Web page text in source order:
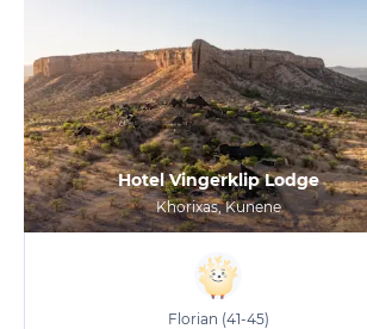
Hotel Vingerklip Lodge
Khorixas, Kunene
Florian (41-45)